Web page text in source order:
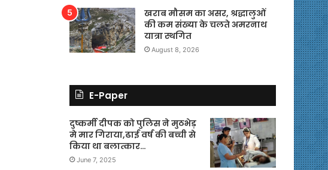
खराब मौसम का असर, श्रद्धालुओं
की कम संख्या के चलते अमरनाथ
यात्रा स्थगित
August 8, 2026
E-Paper
दुष्कर्मी दीपक को पुलिस ने मुठभेड़
मे मार गिराया,ढाई वर्ष की बच्ची से
किया था बलात्कार…
June 7, 2025